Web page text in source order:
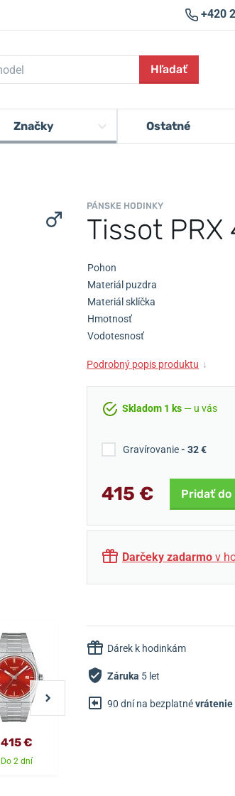
+420
Hľadať
Značky Ostatné
PÁNSKE HODINKY
Tissot PRX
Pohon
Materiál puzdra
Materiál sklíčka
Hmotnosť
Vodotesnosť
Podrobný popis produktu ↓
Skladom 1 ks — u vás
Gravírovanie- 32 €
415 € Pridať do
Darčeky zadarmo v
Dárek k hodinkám
Záruka 5 let
90 dní na bezplatnévrátenie
415 €
Do 2 dní